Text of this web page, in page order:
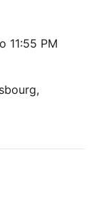
11:55 PM